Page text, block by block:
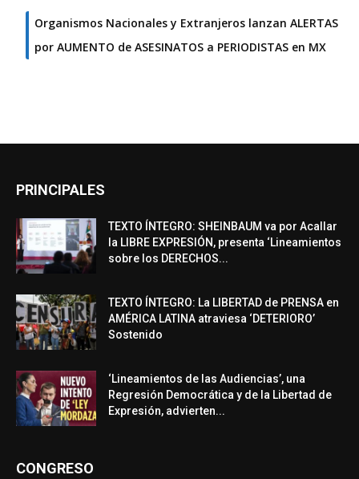
Organismos Nacionales y Extranjeros lanzan ALERTAS
por AUMENTO de ASESINATOS a PERIODISTAS en MX
PRINCIPALES
TEXTO ÍNTEGRO: SHEINBAUM va por Acallar
la LIBRE EXPRESIÓN, presenta ‘Lineamientos
sobre los DERECHOS...
TEXTO ÍNTEGRO: La LIBERTAD de PRENSA en
AMÉRICA LATINA atraviesa ‘DETERIORO’
Sostenido
‘Lineamientos de las Audiencias’, una
Regresión Democrática y de la Libertad de
Expresión, advierten...
CONGRESO